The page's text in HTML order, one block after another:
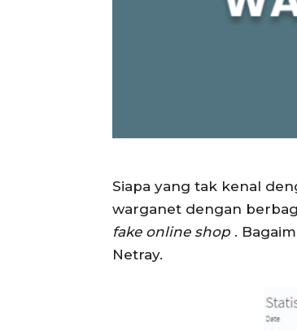
Siapa yang tak kenal
warganet dengan
fake online shop.
Netray.